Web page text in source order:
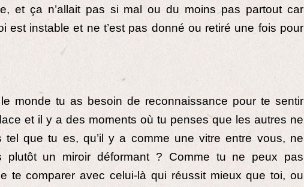
et ça n’allait pas si mal ou du moins pas partout car
est instable et ne t’est pas donné ou retiré une fois pour
monde tu as besoin de reconnaissance pour te sentir
et il y a des moments où tu penses que les autres ne
tel que tu es, qu’il y a comme une vitre entre vous, ne
plutôt un miroir déformant ? Comme tu ne peux pas
te comparer avec celui-là qui réussit mieux que toi, ou